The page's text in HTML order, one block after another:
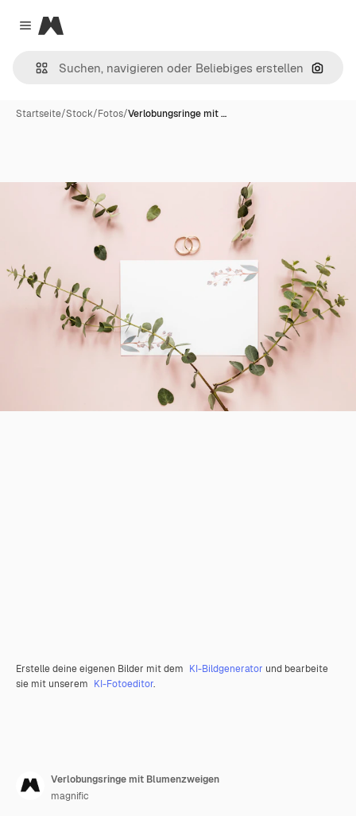
Close menu
Magnific
Nach
Startseite/Stock/Fotos/Verlobungsringe mit …
Erstelle deine eigenen Bilder mit dem KI-Bildgenerator und bearbeite
sie mit unserem KI-Fotoeditor.
Verlobungsringe mit Blumenzweigen
magnific